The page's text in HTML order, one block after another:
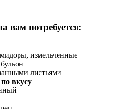
вам потребуется:
измельченные
листьями
по вкусу